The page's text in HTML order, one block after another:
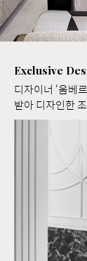
Exclusive
디자이너 ‘움베
받아 디자인한